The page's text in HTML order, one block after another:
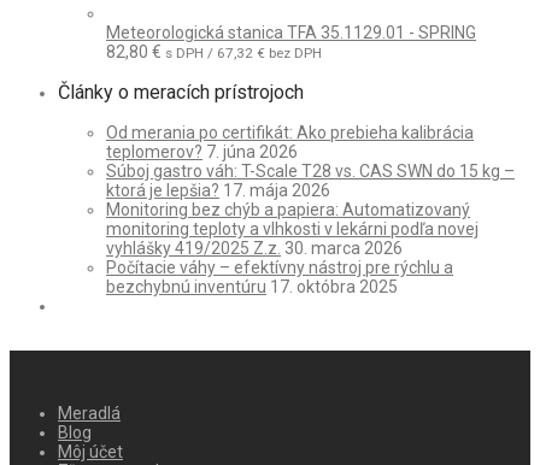
Meteorologická stanica TFA 35.1129.01 - SPRING
82,80 € s DPH / 67,32 € bez DPH
Články o meracích prístrojoch
Od merania po certifikát: Ako prebieha kalibrácia
teplomerov? 7. júna 2026
Súboj gastro váh: T-Scale T28 vs. CAS SWN do 15 kg –
ktorá je lepšia? 17. mája 2026
Monitoring bez chýb a papiera: Automatizovaný
monitoring teploty a vlhkosti v lekárni podľa novej
vyhlášky 419/2025 Z.z. 30. marca 2026
Počítacie váhy – efektívny nástroj pre rýchlu a
bezchybnú inventúru 17. októbra 2025
Meradlá
Blog
Môj účet